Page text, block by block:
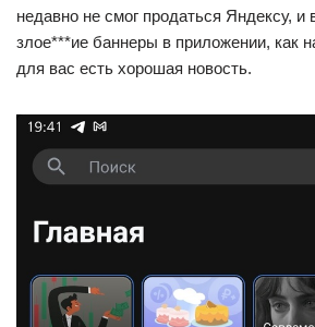
недавно не смог продаться Яндексу, и
злое***ие баннеры в приложении, как
для вас есть хорошая новость.